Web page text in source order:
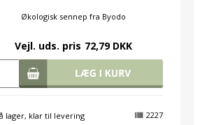
Økologisk sennep fra Byodo
Vejl. uds. pris 72,79 DKK
2227
lager, klar til levering